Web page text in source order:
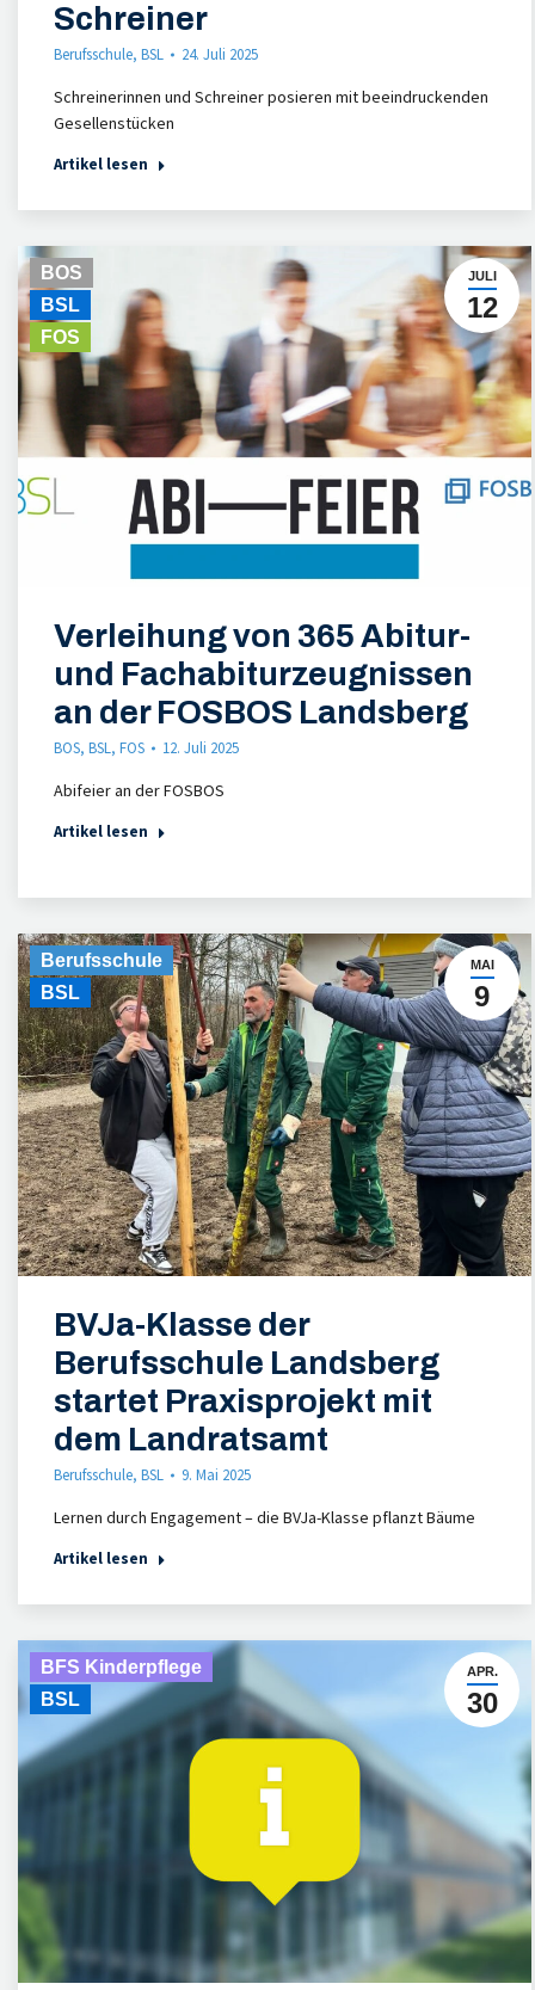
Schreiner
Berufsschule, BSL 24. Juli 2025
Schreinerinnen und Schreiner posieren mit beeindruckenden
Gesellenstücken
Artikel lesen
JULI
12
BOS
BSL
FOS
Verleihung von 365 Abitur-
und Fachabiturzeugnissen
an der FOSBOS Landsberg
BOS, BSL, FOS 12. Juli 2025
Abifeier an der FOSBOS
Artikel lesen
MAI
9
Berufsschule
BSL
BVJa-Klasse der
Berufsschule Landsberg
startet Praxisprojekt mit
dem Landratsamt
Berufsschule, BSL 9. Mai 2025
Lernen durch Engagement – die BVJa-Klasse pflanzt Bäume
Artikel lesen
APR.
30
BFS Kinderpflege
BSL